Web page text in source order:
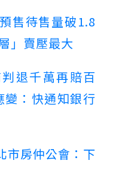
售待售量破1.8
」賣壓最大
退千萬再賠百
變：快通知銀行
市房仲公會：下